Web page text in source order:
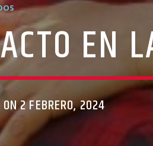
EN
ON 2 FEBRERO, 2024